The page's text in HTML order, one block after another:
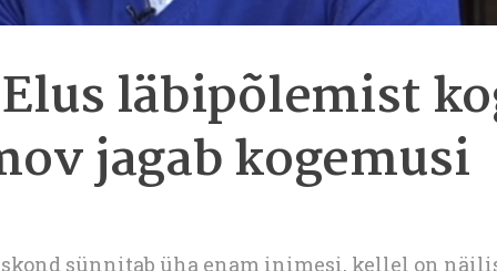
läbipõlemist
jagab kogemusi
sünnitab üha enam inimesi, kellel on